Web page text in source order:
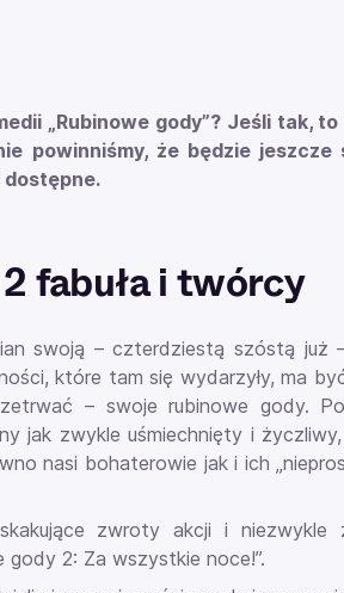
„Rubinowe gody”? Jeśli tak,
powinniśmy, że będzie
dostępne.
fabuła i twórcy
swoją – czterdziestą szóstą już
które tam się wydarzyły, ma
– swoje rubinowe gody.
jak zwykle uśmiechnięty i
nasi bohaterowie jak i ich
zwroty akcji i
2: Za wszystkie noce!”.